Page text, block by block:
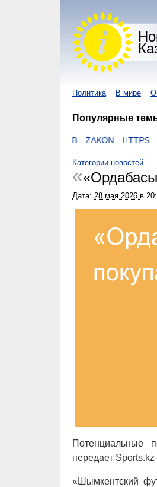
Политика В мире
Популярные
ZAKON HTTPS
Категории новостей
Дата: 28 мая 2026 в
Потенциальные
передает
«Шымкентский